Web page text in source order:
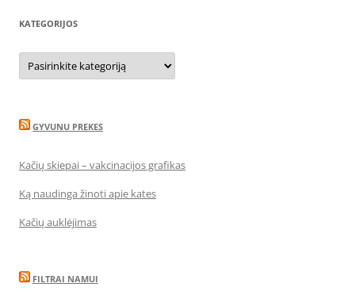
KATEGORIJOS
Kategorijos
GYVUNU PREKES
Kačių skiepai – vakcinacijos grafikas
Ką naudinga žinoti apie kates
Kačių auklėjimas
FILTRAI NAMUI